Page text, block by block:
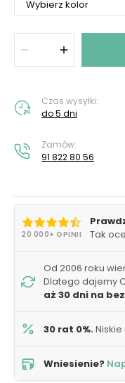
Czas wysyłki:
do 5 dni
Zamów:
91 822 80 56
20 000+ OPINII
Tak
Od 2006 roku
Dlatego dajemy
aż 30 dni na
30 rat 0%.
Wniesienie?